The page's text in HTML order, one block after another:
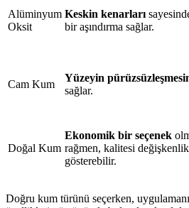
Alüminyum
Oksit
Keskin kenarları
bir aşındırma sağlar.
Cam Kum
Yüzeyin
sağlar.
Doğal Kum
Ekonomik bir seçenek
rağmen, kalitesi değişkenlik
gösterebilir.
Doğru kum türünü seçerken,